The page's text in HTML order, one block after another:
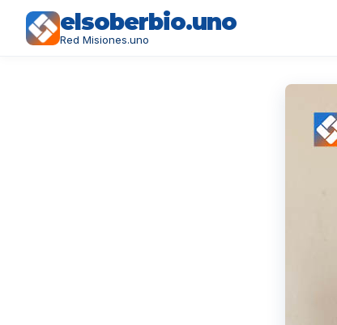
elsoberbio.uno
Red Misiones.uno